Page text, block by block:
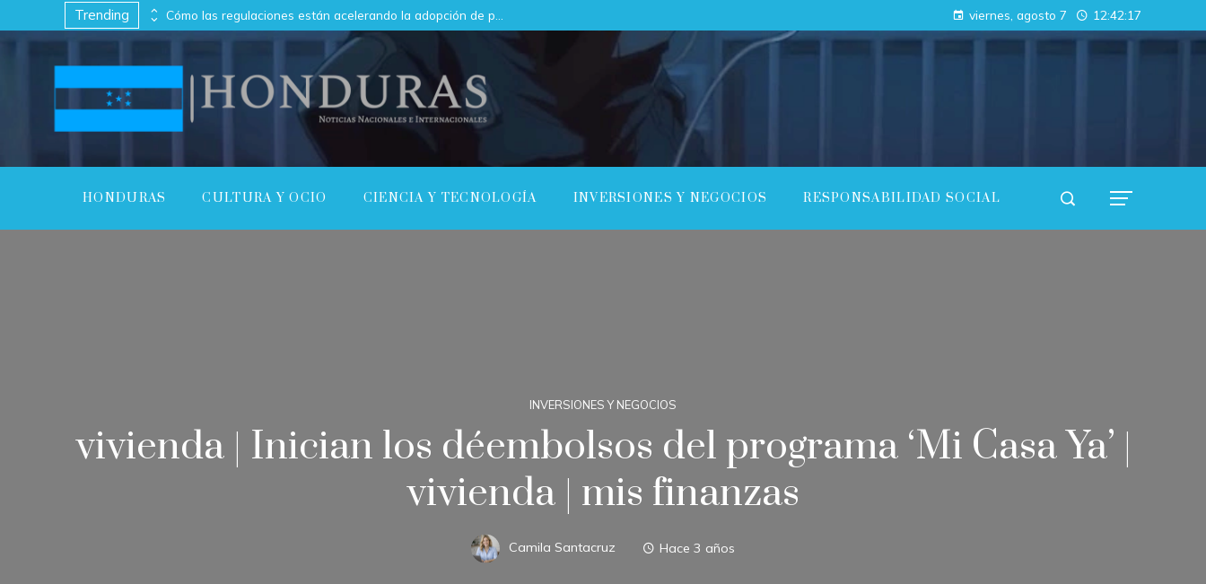
Trending Las 10 empresas con capitalización bursátil más alta en su punto máximo viernes, agosto 7 12:42:18
HONDURAS CULTURA Y OCIO CIENCIA Y TECNOLOGÍA INVERSIONES Y NEGOCIOS RESPONSABILIDAD SOCIAL
INVERSIONES Y NEGOCIOS
vivienda | Inician los déembolsos del programa ‘Mi Casa Ya’ |
vivienda | mis finanzas
Camila Santacruz Hace 3 años